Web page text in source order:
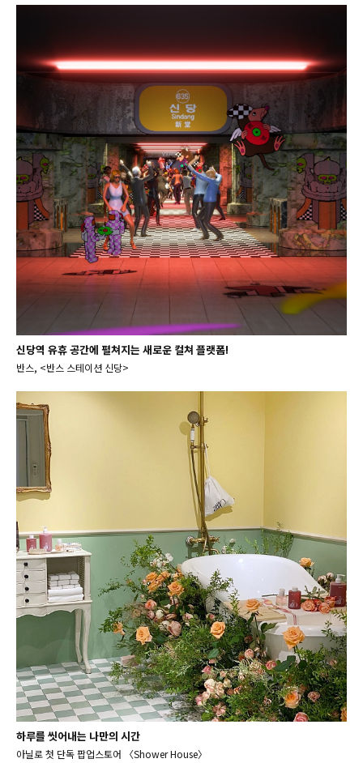
신당역 유휴 공간에 펼쳐지는 새로운 컬쳐 플랫폼!
반스, <반스 스테이션 신당>
하루를 씻어내는 나만의 시간
아닐로 첫 단독 팝업스토어 〈Shower House〉